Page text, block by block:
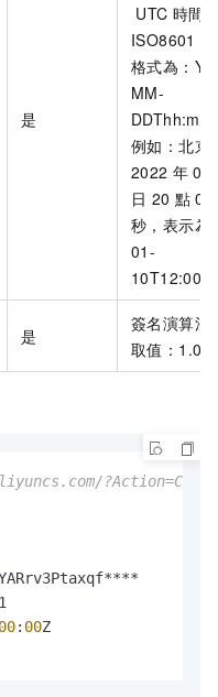
是
UTC 時間
ISO8601
格式為：
MM-
例如：北京
2022 年 01
日 20 點 00
秒，表示為
01-
是
簽名演算法
取值：1.0。
00: 00Z